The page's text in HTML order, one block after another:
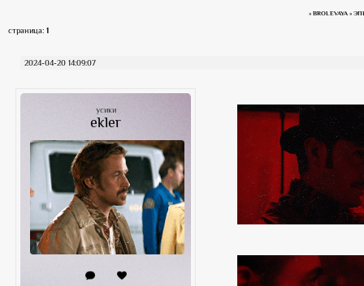
» BROLEVAYA »
страница: 1
2024-04-20 14:09:07
ekler
усики